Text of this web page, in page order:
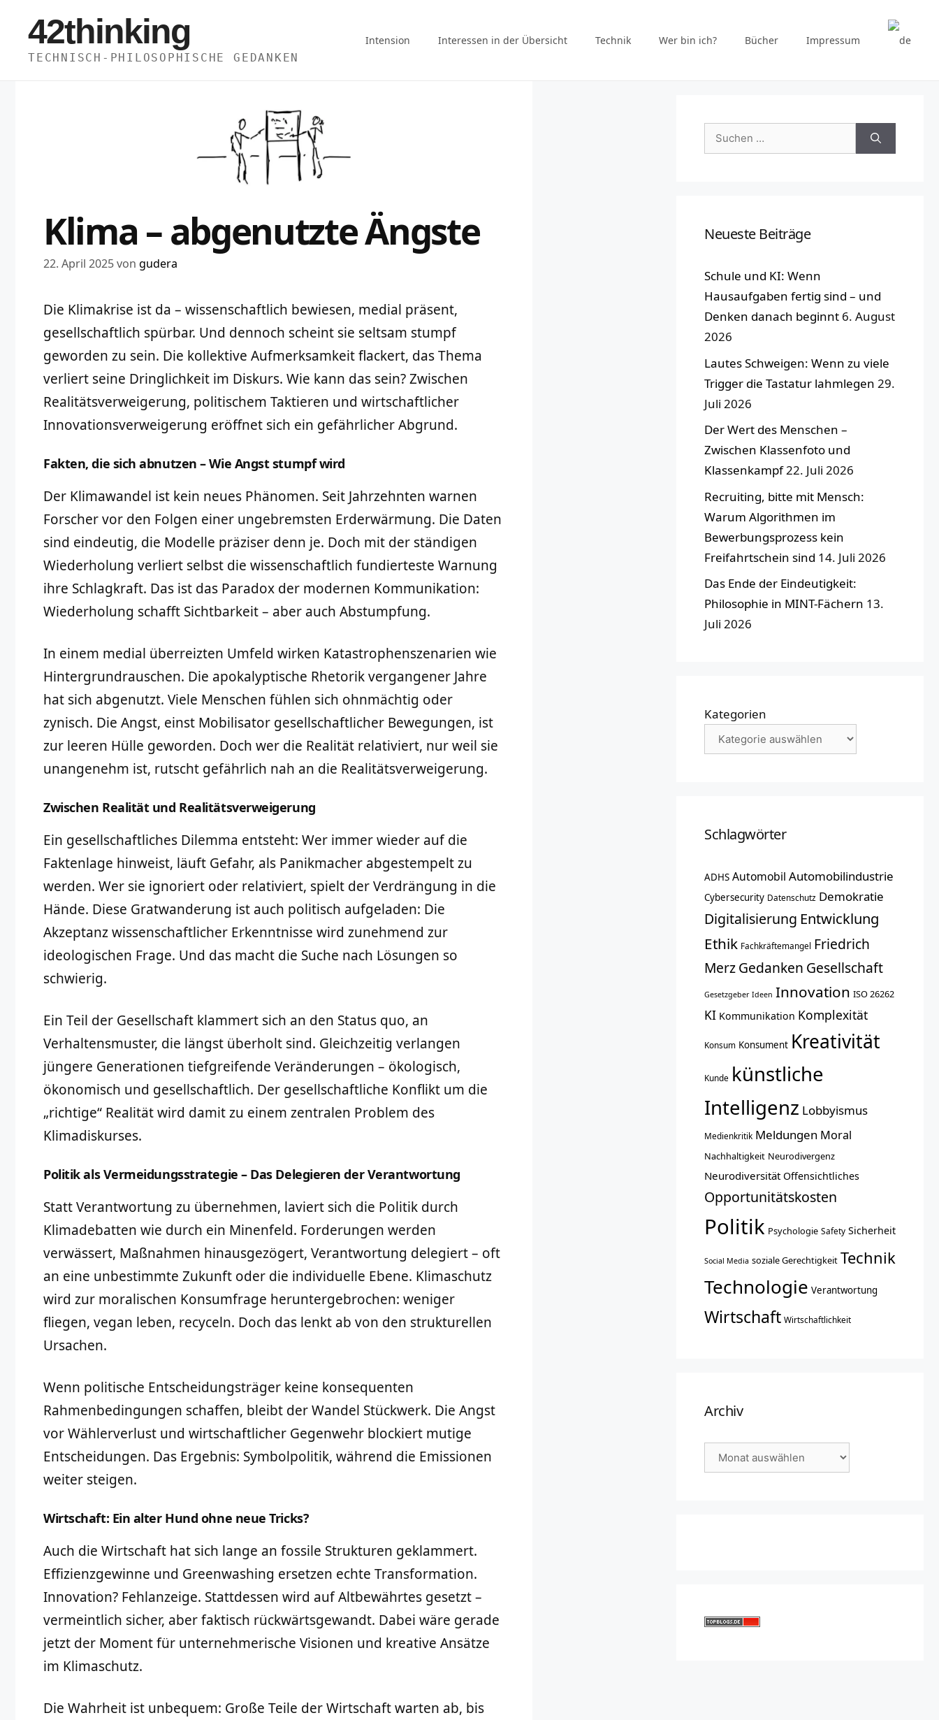
Inhalt
springen
42thinking
TECHNISCH-PHILOSOPHISCHE GEDANKEN
Intension Interessen in der Übersicht Technik Wer bin ich? Bücher Impressum
Klima – abgenutzte Ängste
22. April 2025von gudera
Die Klimakrise ist da – wissenschaftlich bewiesen, medial präsent,
gesellschaftlich spürbar. Und dennoch scheint sie seltsam stumpf
geworden zu sein. Die kollektive Aufmerksamkeit flackert, das Thema
verliert seine Dringlichkeit im Diskurs. Wie kann das sein? Zwischen
Realitätsverweigerung, politischem Taktieren und wirtschaftlicher
Innovationsverweigerung eröffnet sich ein gefährlicher Abgrund.
Fakten, die sich abnutzen – Wie Angst stumpf wird
Der Klimawandel ist kein neues Phänomen. Seit Jahrzehnten warnen
Forscher vor den Folgen einer ungebremsten Erderwärmung. Die Daten
sind eindeutig, die Modelle präziser denn je. Doch mit der ständigen
Wiederholung verliert selbst die wissenschaftlich fundierteste Warnung
ihre Schlagkraft. Das ist das Paradox der modernen Kommunikation:
Wiederholung schafft Sichtbarkeit – aber auch Abstumpfung.
In einem medial überreizten Umfeld wirken Katastrophenszenarien wie
Hintergrundrauschen. Die apokalyptische Rhetorik vergangener Jahre
hat sich abgenutzt. Viele Menschen fühlen sich ohnmächtig oder
zynisch. Die Angst, einst Mobilisator gesellschaftlicher Bewegungen, ist
zur leeren Hülle geworden. Doch wer die Realität relativiert, nur weil sie
unangenehm ist, rutscht gefährlich nah an die Realitätsverweigerung.
Zwischen Realität und Realitätsverweigerung
Ein gesellschaftliches Dilemma entsteht: Wer immer wieder auf die
Faktenlage hinweist, läuft Gefahr, als Panikmacher abgestempelt zu
werden. Wer sie ignoriert oder relativiert, spielt der Verdrängung in die
Hände. Diese Gratwanderung ist auch politisch aufgeladen: Die
Akzeptanz wissenschaftlicher Erkenntnisse wird zunehmend zur
ideologischen Frage. Und das macht die Suche nach Lösungen so
schwierig.
Ein Teil der Gesellschaft klammert sich an den Status quo, an
Verhaltensmuster, die längst überholt sind. Gleichzeitig verlangen
jüngere Generationen tiefgreifende Veränderungen – ökologisch,
ökonomisch und gesellschaftlich. Der gesellschaftliche Konflikt um die
„richtige“ Realität wird damit zu einem zentralen Problem des
Klimadiskurses.
Politik als Vermeidungsstrategie – Das Delegieren der Verantwortung
Statt Verantwortung zu übernehmen, laviert sich die Politik durch
Klimadebatten wie durch ein Minenfeld. Forderungen werden
verwässert, Maßnahmen hinausgezögert, Verantwortung delegiert – oft
an eine unbestimmte Zukunft oder die individuelle Ebene. Klimaschutz
wird zur moralischen Konsumfrage heruntergebrochen: weniger
fliegen, vegan leben, recyceln. Doch das lenkt ab von den strukturellen
Ursachen.
Wenn politische Entscheidungsträger keine konsequenten
Rahmenbedingungen schaffen, bleibt der Wandel Stückwerk. Die Angst
vor Wählerverlust und wirtschaftlicher Gegenwehr blockiert mutige
Entscheidungen. Das Ergebnis: Symbolpolitik, während die Emissionen
weiter steigen.
Wirtschaft: Ein alter Hund ohne neue Tricks?
Auch die Wirtschaft hat sich lange an fossile Strukturen geklammert.
Effizienzgewinne und Greenwashing ersetzen echte Transformation.
Innovation? Fehlanzeige. Stattdessen wird auf Altbewährtes gesetzt –
vermeintlich sicher, aber faktisch rückwärtsgewandt. Dabei wäre gerade
jetzt der Moment für unternehmerische Visionen und kreative Ansätze
im Klimaschutz.
Die Wahrheit ist unbequem: Große Teile der Wirtschaft warten ab, bis
Suchen
nach:
Neueste Beiträge
Schule und KI: Wenn
Hausaufgaben fertig sind – und
Denken danach beginnt 6. August
2026
Lautes Schweigen: Wenn zu viele
Trigger die Tastatur lahmlegen 29.
Juli 2026
Der Wert des Menschen –
Zwischen Klassenfoto und
Klassenkampf22. Juli 2026
Recruiting, bitte mit Mensch:
Warum Algorithmen im
Bewerbungsprozess kein
Freifahrtschein sind 14. Juli 2026
Das Ende der Eindeutigkeit:
Philosophie in MINT-Fächern 13.
Juli 2026
Kategorien
Schlagwörter
ADHS Automobil Automobilindustrie
Cybersecurity Datenschutz Demokratie
Digitalisierung Entwicklung
Ethik Fachkräftemangel Friedrich
MerzGedanken Gesellschaft
Gesetzgeber Ideen Innovation ISO 26262
KI Kommunikation Komplexität
Konsum Konsument Kreativität
Kunde künstliche
Intelligenz Lobbyismus
Medienkritik Meldungen Moral
Nachhaltigkeit Neurodivergenz
Neurodiversität Offensichtliches
Opportunitätskosten
Politik Psychologie Safety Sicherheit
Social Media soziale Gerechtigkeit Technik
Technologie Verantwortung
Wirtschaft Wirtschaftlichkeit
Archiv
Archiv